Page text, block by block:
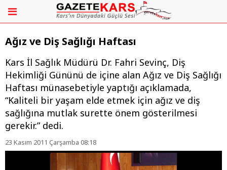
Ağız ve Diş Sağlığı Haftası
Kars İl Sağlık Müdürü Dr. Fahri Sevinç, Diş
Hekimliği Gününü de içine alan Ağız ve Diş Sağlığı
Haftası münasebetiyle yaptığı açıklamada,
“Kaliteli bir yaşam elde etmek için ağız ve diş
sağlığına mutlak surette önem gösterilmesi
gerekir.” dedi.
23 Kasım 2011 Çarşamba 08:18